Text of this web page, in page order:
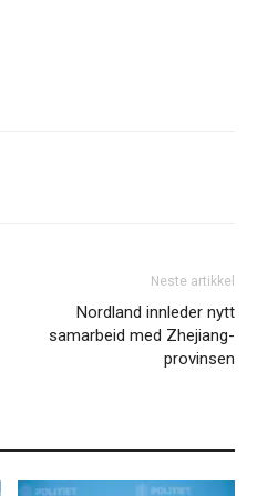
Neste artikkel
Nordland innleder nytt
samarbeid med Zhejiang-
provinsen